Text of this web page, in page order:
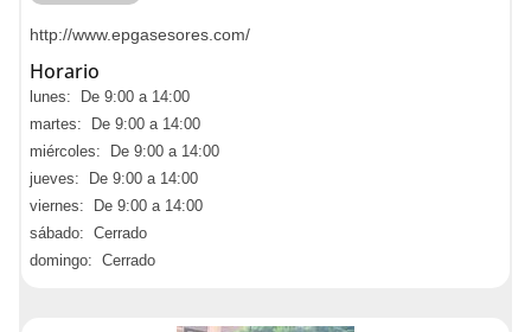
http://www.epgasesores.com/
Horario
lunes: De 9:00 a 14:00
martes: De 9:00 a 14:00
miércoles: De 9:00 a 14:00
jueves: De 9:00 a 14:00
viernes: De 9:00 a 14:00
sábado: Cerrado
domingo: Cerrado